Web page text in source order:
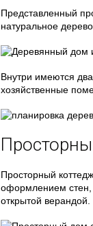
Представленный
натуральное дерево.
Внутри имеются
хозяйственные
Просторный
оформлением стен,
открытой верандой.